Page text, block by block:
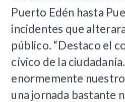
Puerto Edén hasta
incidentes que
público. “Destaco el
cívico de la
enormemente
una jornada bastante